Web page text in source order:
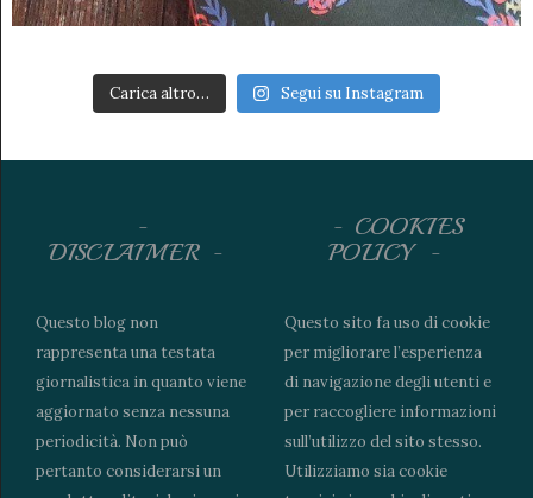
Carica altro… Segui su Instagram
DISCLAIMER
Questo blog non
rappresenta una testata
giornalistica in quanto viene
aggiornato senza nessuna
periodicità. Non può
pertanto considerarsi un
COOKIES
POLICY
Questo sito fa uso di cookie
per migliorare l’esperienza
di navigazione degli utenti e
per raccogliere informazioni
sull’utilizzo del sito stesso.
Utilizziamo sia cookie